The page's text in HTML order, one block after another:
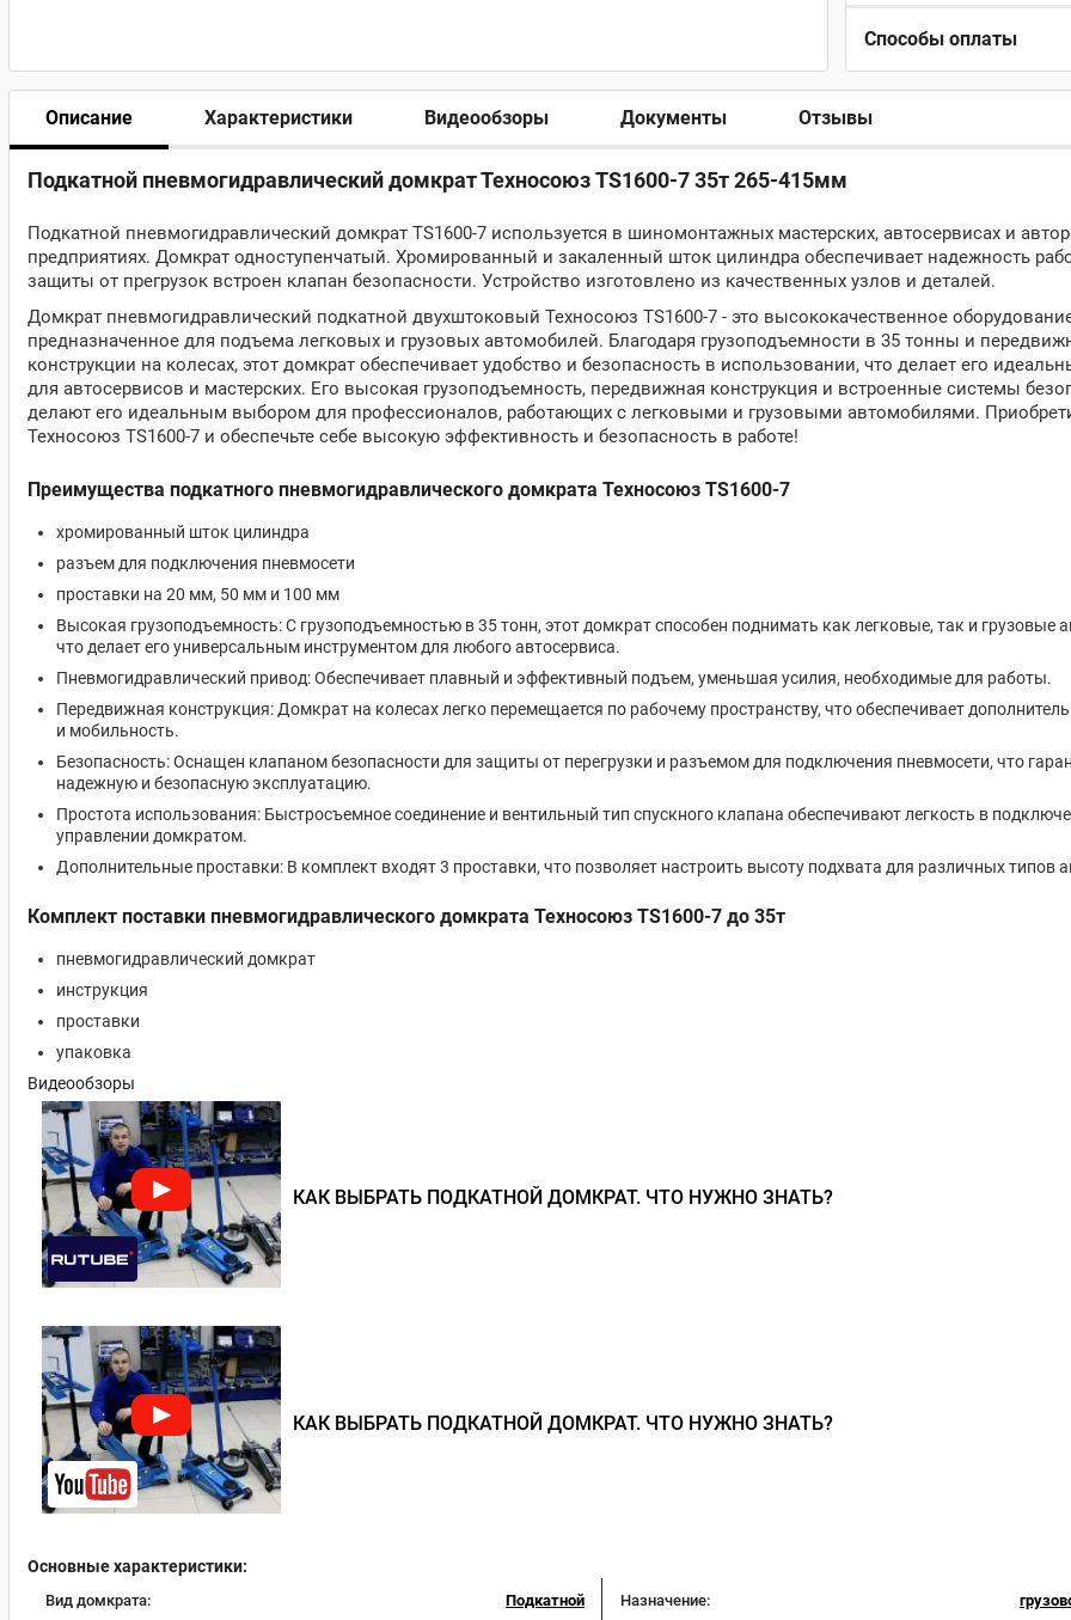
Способы оплаты
Описание Характеристики Видеообзоры Документы Отзывы
Подкатной пневмогидравлический домкрат Техносоюз TS1600-7 35т 265-415мм
Подкатной пневмогидравлический домкрат TS1600-7 используется в шиномонтажных мастерских, автосервисах и
предприятиях. Домкрат одноступенчатый. Хромированный и закаленный шток цилиндра обеспечивает надежность
защиты от прегрузок встроен клапан безопасности. Устройство изготовлено из качественных узлов и деталей.
Домкрат пневмогидравлический подкатной двухштоковый Техносоюз TS1600-7 - это высококачественное
предназначенное для подъема легковых и грузовых автомобилей. Благодаря грузоподъемности в 35 тонны и
конструкции на колесах, этот домкрат обеспечивает удобство и безопасность в использовании, что делает его
для автосервисов и мастерских. Его высокая грузоподъемность, передвижная конструкция и встроенные системы
делают его идеальным выбором для профессионалов, работающих с легковыми и грузовыми автомобилями.
Техносоюз TS1600-7 и обеспечьте себе высокую эффективность и безопасность в работе!
Преимущества подкатного пневмогидравлического домкрата Техносоюз TS1600-7
хромированный шток цилиндра
разъем для подключения пневмосети
проставки на 20 мм, 50 мм и 100 мм
Высокая грузоподъемность: С грузоподъемностью в 35 тонн, этот домкрат способен поднимать как легковые, так и грузовые
что делает его универсальным инструментом для любого автосервиса.
Пневмогидравлический привод: Обеспечивает плавный и эффективный подъем, уменьшая усилия, необходимые для работы.
Передвижная конструкция: Домкрат на колесах легко перемещается по рабочему пространству, что обеспечивает
и мобильность.
Безопасность: Оснащен клапаном безопасности для защиты от перегрузки и разъемом для подключения пневмосети, что
надежную и безопасную эксплуатацию.
Простота использования: Быстросъемное соединение и вентильный тип спускного клапана обеспечивают легкость в
управлении домкратом.
Дополнительные проставки: В комплект входят 3 проставки, что позволяет настроить высоту подхвата для различных типов
Комплект поставки пневмогидравлического домкрата Техносоюз TS1600-7 до 35т
пневмогидравлический домкрат
инструкция
проставки
упаковка
Видеообзоры
КАК ВЫБРАТЬ ПОДКАТНОЙ ДОМКРАТ. ЧТО НУЖНО ЗНАТЬ?
КАК ВЫБРАТЬ ПОДКАТНОЙ ДОМКРАТ. ЧТО НУЖНО ЗНАТЬ?
Основные характеристики:
Вид домкрата: Подкатной Назначение: